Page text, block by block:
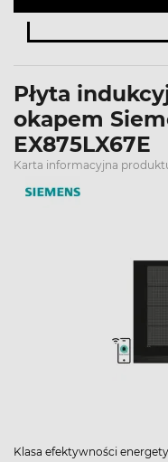
Płyta
okapem
EX875LX67E
Karta informacyjna
Klasa efektywności